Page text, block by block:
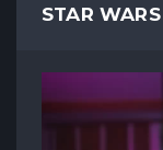
STAR